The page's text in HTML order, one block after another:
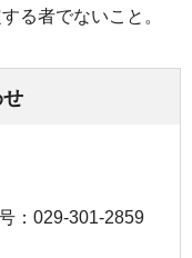
る者でないこと。
：029-301-2859